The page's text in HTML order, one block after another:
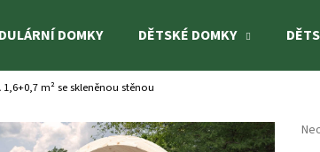
DOMKY DĚTSKÉ DOMKY
m² se skleněnou stěnou
najít?